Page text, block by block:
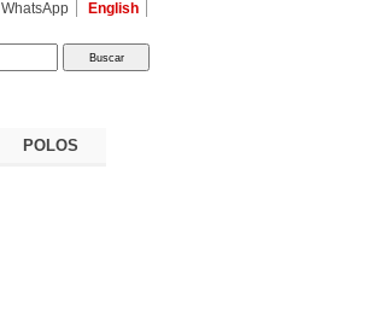
WhatsApp English
POLOS